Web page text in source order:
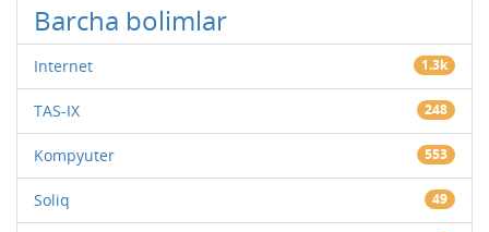
Barcha bolimlar
Internet 1.3k
TAS-IX 248
Kompyuter 553
Soliq 49